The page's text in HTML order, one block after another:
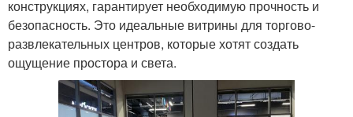
конструкциях, гарантирует необходимую прочность и
безопасность. Это идеальные витрины для торгово-
развлекательных центров, которые хотят создать
ощущение простора и света.